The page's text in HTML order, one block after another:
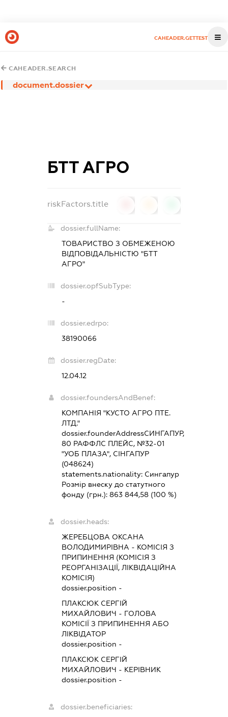
CAHEADER.GETTEST
CAHEADER.SEARCH
document.dossier
БТТ АГРО
riskFactors.title
dossier.fullName:
ТОВАРИСТВО З ОБМЕЖЕНОЮ
ВІДПОВІДАЛЬНІСТЮ "БТТ
АГРО"
dossier.opfSubType:
-
dossier.edrpo:
38190066
dossier.regDate:
12.04.12
dossier.foundersAndBenef:
КОМПАНІЯ "КУСТО АГРО ПТЕ.
ЛТД."
dossier.founderAddressСИНГАПУР,
80 РАФФЛС ПЛЕЙС, №32-01
"УОБ ПЛАЗА", СІНГАПУР
(048624)
statements.nationality: Сингапур
Розмір внеску до статутного
фонду (грн.): 863 844,58(100 %)
dossier.heads:
ЖЕРЕБЦОВА ОКСАНА
ВОЛОДИМИРІВНА - КОМІСІЯ З
ПРИПИНЕННЯ (КОМІСІЯ З
РЕОРГАНІЗАЦІЇ, ЛІКВІДАЦІЙНА
КОМІСІЯ)
dossier.position -
ПЛАКСЮК СЕРГІЙ
МИХАЙЛОВИЧ - ГОЛОВА
КОМІСІЇ З ПРИПИНЕННЯ АБО
ЛІКВІДАТОР
dossier.position -
ПЛАКСЮК СЕРГІЙ
МИХАЙЛОВИЧ - КЕРІВНИК
dossier.position -
dossier.beneficiaries: